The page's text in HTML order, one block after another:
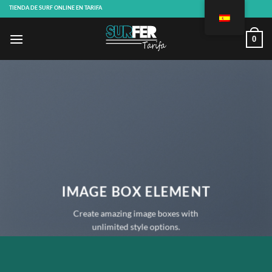
Saltar
contenido
TIENDA DE SURF ONLINE EN TARIFA
0
IMAGE BOX ELEMENT
Create amazing image boxes with
unlimited style options.